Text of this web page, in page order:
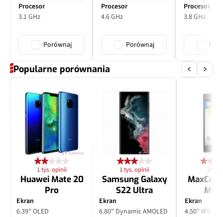
Procesor
3.1 GHz
Porównaj
Procesor
4.6 GHz
Porównaj
Procesor
3.8 GHz
Popularne porównania
1 tys. opinii
Huawei Mate 20
Pro
Ekran
6.39" OLED
1 tys. opinii
Samsung Galaxy
S22 Ultra
Ekran
6.80" Dynamic AMOLED
28
Ekran
4.50" IPS